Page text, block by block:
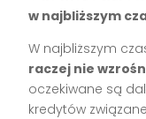
w najbliższym
W najbliższym
raczej nie
oczekiwane są
kredytów